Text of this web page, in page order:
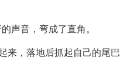
声音，弯成了直角。
来，落地后抓起自己的尾巴